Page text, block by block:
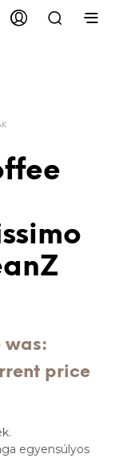
was:
price
egyensúlyos